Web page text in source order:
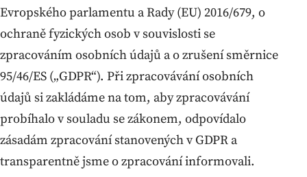
Evropského parlamentu a Rady (EU) 2016/679, o
ochraně fyzických osob v souvislosti se
zpracováním osobních údajů a o zrušení směrnice
95/46/ES („GDPR“). Při zpracovávání osobních
údajů si zakládáme na tom, aby zpracovávání
probíhalo v souladu se zákonem, odpovídalo
zásadám zpracování stanovených v GDPR a
transparentně jsme o zpracování informovali.